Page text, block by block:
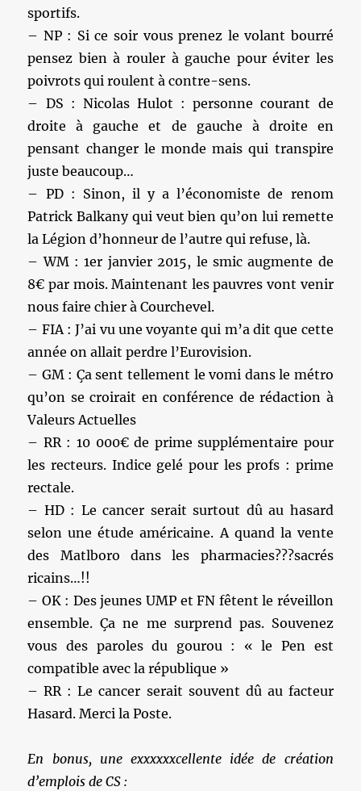
sportifs.
– NP : Si ce soir vous prenez le volant bourré
pensez bien à rouler à gauche pour éviter les
poivrots qui roulent à contre-sens.
– DS : Nicolas Hulot : personne courant de
droite à gauche et de gauche à droite en
pensant changer le monde mais qui transpire
juste beaucoup…
– PD : Sinon, il y a l’économiste de renom
Patrick Balkany qui veut bien qu’on lui remette
la Légion d’honneur de l’autre qui refuse, là.
– WM : 1er janvier 2015, le smic augmente de
8€ par mois. Maintenant les pauvres vont venir
nous faire chier à Courchevel.
– FIA : J’ai vu une voyante qui m’a dit que cette
année on allait perdre l’Eurovision.
– GM : Ça sent tellement le vomi dans le métro
qu’on se croirait en conférence de rédaction à
Valeurs Actuelles
– RR : 10 000€ de prime supplémentaire pour
les recteurs. Indice gelé pour les profs : prime
rectale.
– HD : Le cancer serait surtout dû au hasard
selon une étude américaine. A quand la vente
des Matlboro dans les pharmacies???sacrés
ricains…!!
– OK : Des jeunes UMP et FN fêtent le réveillon
ensemble. Ça ne me surprend pas. Souvenez
vous des paroles du gourou : « le Pen est
compatible avec la république »
– RR : Le cancer serait souvent dû au facteur
Hasard. Merci la Poste.
En bonus, une exxxxxxcellente idée de création
d’emplois de CS :